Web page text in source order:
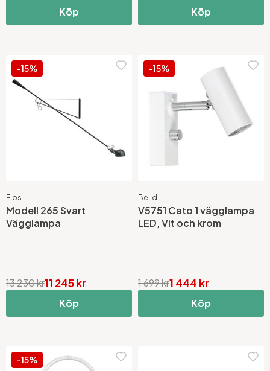
Köp
Köp
-15%
Flos
Modell 265 Svart
Vägglampa
11 245 kr
13 230 kr
Köp
-15%
Belid
V5751 Cato 1 vägglampa
LED, Vit och krom
1 444 kr
1 699 kr
Köp
-15%